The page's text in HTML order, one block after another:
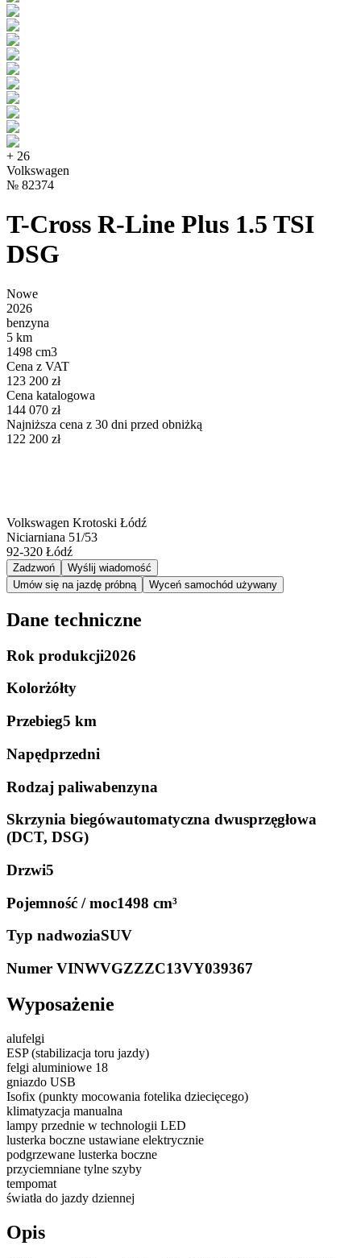
+ 26
Volkswagen
№ 82374
T-Cross R-Line Plus 1.5 TSI
DSG
Nowe
2026
benzyna
5 km
1498 cm3
Cena z VAT
123 200 zł
Cena katalogowa
144 070 zł
Najniższa cena z 30 dni przed obniżką
122 200 zł
Volkswagen Krotoski Łódź
Niciarniana 51/53
92-320 Łódź
Zadzwoń
Wyślij wiadomość
Umów się na jazdę próbną
Wyceń samochód używany
Dane techniczne
Rok produkcji2026
Kolorżółty
Przebieg5 km
Napędprzedni
Rodzaj paliwabenzyna
Skrzynia biegówautomatyczna dwusprzęgłowa
(DCT, DSG)
Drzwi5
Pojemność / moc1498 cm³
Typ nadwoziaSUV
Numer VINWVGZZZC13VY039367
Wyposażenie
alufelgi
ESP (stabilizacja toru jazdy)
felgi aluminiowe 18
gniazdo USB
Isofix (punkty mocowania fotelika dziecięcego)
klimatyzacja manualna
lampy przednie w technologii LED
lusterka boczne ustawiane elektrycznie
podgrzewane lusterka boczne
przyciemniane tylne szyby
tempomat
światła do jazdy dziennej
Opis